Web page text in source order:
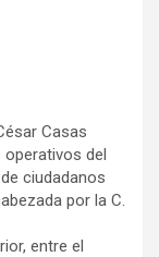
Casas
del
ciudadanos
por la C.
entre el